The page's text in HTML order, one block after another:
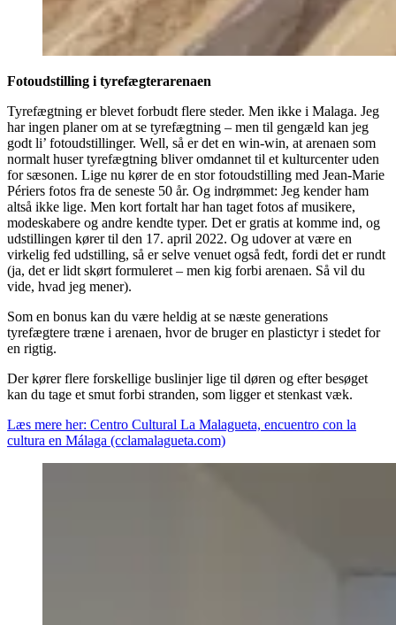
Fotoudstilling i tyrefægterarenaen
Tyrefægtning er blevet forbudt flere steder. Men ikke i Malaga. Jeg
har ingen planer om at se tyrefægtning – men til gengæld kan jeg
godt li’ fotoudstillinger. Well, så er det en win-win, at arenaen som
normalt huser tyrefægtning bliver omdannet til et kulturcenter uden
for sæsonen. Lige nu kører de en stor fotoudstilling med Jean-Marie
Périers fotos fra de seneste 50 år. Og indrømmet: Jeg kender ham
altså ikke lige. Men kort fortalt har han taget fotos af musikere,
modeskabere og andre kendte typer. Det er gratis at komme ind, og
udstillingen kører til den 17. april 2022. Og udover at være en
virkelig fed udstilling, så er selve venuet også fedt, fordi det er rundt
(ja, det er lidt skørt formuleret – men kig forbi arenaen. Så vil du
vide, hvad jeg mener).
Som en bonus kan du være heldig at se næste generations
tyrefægtere træne i arenaen, hvor de bruger en plastictyr i stedet for
en rigtig.
Der kører flere forskellige buslinjer lige til døren og efter besøget
kan du tage et smut forbi stranden, som ligger et stenkast væk.
Læs mere her: Centro Cultural La Malagueta, encuentro con la
cultura en Málaga (cclamalagueta.com)